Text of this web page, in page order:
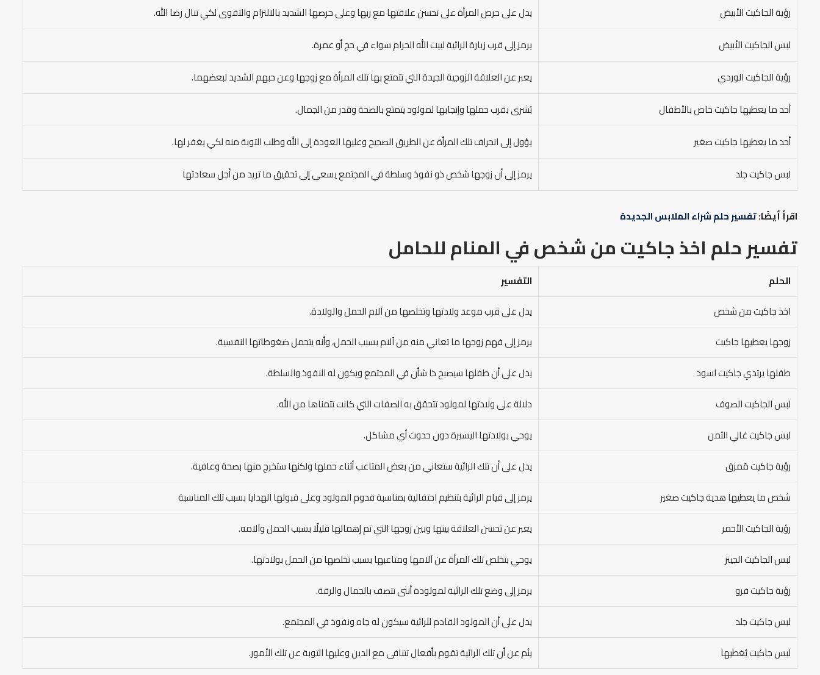
رؤية الجاكيت الأبيض
يدل على حرص المرأة على تحسن علاقتها مع ربها وعلى حرصها الشديد بالالتزام والتقوى لكي تنال رضا الله.
لبس الجاكيت الأبيض
يرمز إلى قرب زيارة الرائية لبيت الله الحرام سواء في حج أو عمرة.
رؤية الجاكيت الوردي
يعبر عن العلاقة الزوجية الجيدة التي تتمتع بها تلك المرأة مع زوجها وعن حبهم الشديد لبعضهما.
أحد ما يعطيها جاكيت خاص بالأطفال
بُشرى بقرب حملها وإنجابها لمولود يتمتع بالصحة وقدر من الجمال.
أحد ما يعطيها جاكيت صغير
يؤول إلى انحراف تلك المرأة عن الطريق الصحيح وعليها العودة إلى الله وطلب التوبة منه لكي يغفر لها.
لبس جاكيت جلد
يرمز إلى أن زوجها شخص ذو نفوذ وسلطة في المجتمع يسعى إلى تحقيق ما تريد من أجل سعادتها
اقرأ أيضًا:تفسير حلم شراء الملابس الجديدة
تفسير حلم اخذ جاكيت من شخص في المنامللحامل
الحلم
التفسير
اخذ جاكيت من شخص
يدل على قرب موعد ولادتها وتخلصها من آلام الحمل والولادة.
زوجها يعطيها جاكيت
يرمز إلى فهم زوجها ما تعاني منه من آلام بسبب الحمل، وأنه يتحمل ضغوطاتها النفسية.
طفلها يرتدي جاكيت اسود
يدل على أن طفلها سيصبح ذا شأن في المجتمع ويكون له النفوذ والسلطة.
لبس الجاكيت الصوف
دلالة على ولادتها لمولود تتحقق به الصفات التي كانت تتمناها من الله.
لبس جاكيت غالي الثمن
يوحي بولادتها اليسيرة دون حدوث أي مشاكل.
رؤية جاكيت مُمزق
يدل على أن تلك الرائية ستعاني من بعض المتاعب أثناء حملها ولكنها ستخرج منها بصحة وعافية.
شخص ما يعطيها هدية جاكيت صغير
يرمز إلى قيام الرائية بتنظيم احتفالية بمناسبة قدوم المولود وعلى قبولها الهدايا بسبب تلك المناسبة
رؤية الجاكيت الأحمر
يعبر عن تحسن العلاقة بينها وبين زوجها التي تم إهمالها قليلًا بسبب الحمل وآلامه.
لبس الجاكيت الجينز
يوحي بتخلص تلك المرأة عن آلامها ومتاعبها بسبب تخلصها من الحمل بولادتها.
رؤية جاكيت فرو
يرمز إلى وضع تلك الرائية لمولودة أنثى تتصف بالجمال والرقة.
لبس جاكيت جلد
يدل على أن المولود القادم للرائية سيكون له جاه ونفوذ في المجتمع.
لبس جاكيت يُغطيها
ينُم عن أن تلك الرائية تقوم بأفعال تتنافى مع الدين وعليها التوبة عن تلك الأمور.